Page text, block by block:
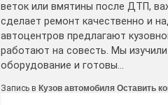
веток или вмятины после ДТП,
сделает ремонт качественно и
автоцентров предлагают
работают на совесть. Мы
оборудование и готовы…
Запись в Кузов автомобиля Оставить